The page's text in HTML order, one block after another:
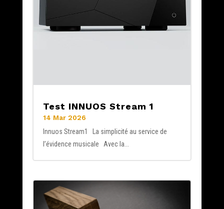
Test INNUOS Stream 1
14 Mar 2026
Innuos Stream1 La simplicité au service de
l’évidence musicale Avec la...